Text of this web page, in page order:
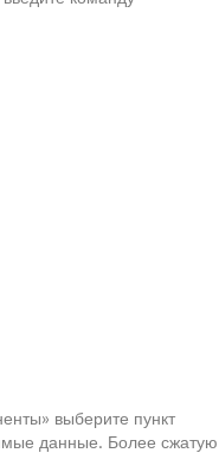
выберите пункт
данные. Более сжатую